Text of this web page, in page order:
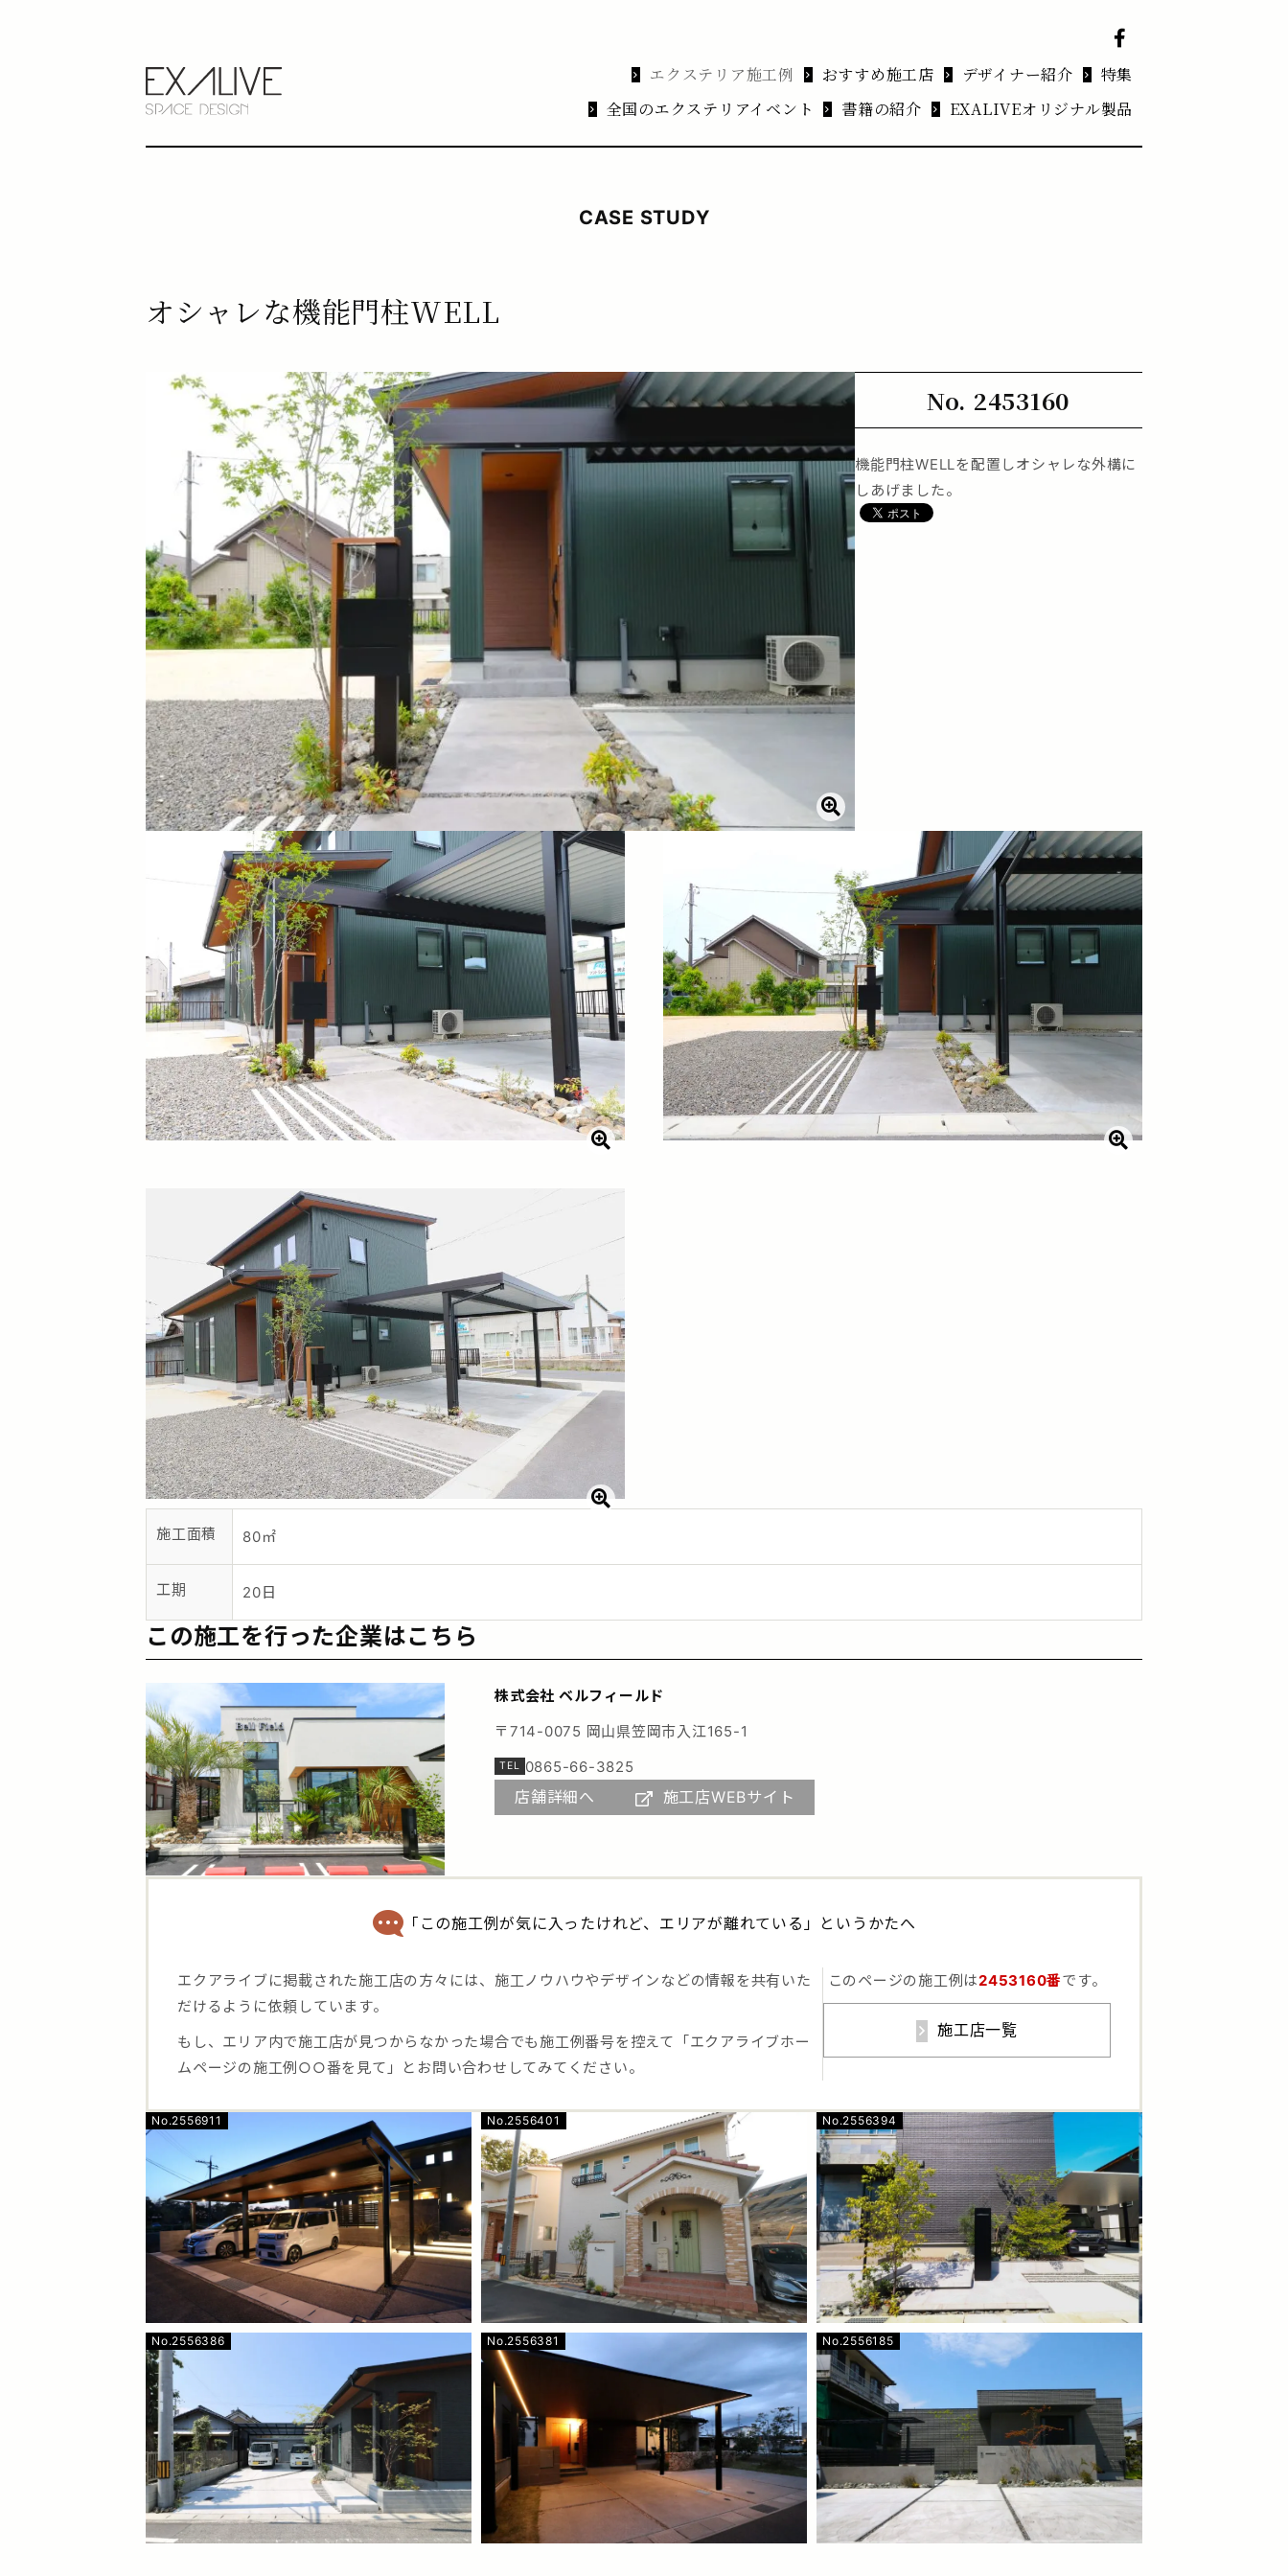
エクステリア施工例 おすすめ施工店 デザイナー紹介
特集
全国のエクステリアイベント
書籍の紹介 EXALIVEオリジナル製品
CASE STUDY
オシャレな機能門柱WELL
No. 2453160
機能門柱WELLを配置しオシャレな外構に
しあげました。
施工面積 80㎡
工期 20日
この施工を行った企業はこちら
株式会社 ベルフィールド
〒714-0075 岡山県笠岡市入江165-1
0865-66-3825
店舗詳細へ 施工店WEBサイト
「この施工例が気に入ったけれど、エリアが離れている」というかたへ
エクアライブに掲載された施工店の方々には、施工ノウハウやデザインなどの情報を共有いた
だけるように依頼しています。
もし、エリア内で施工店が見つからなかった場合でも施工例番号を控えて「エクアライブホー
ムページの施工例○○番を見て」とお問い合わせしてみてください。
このページの施工例は2453160番です。
施工店一覧
No.2556911 No.2556401 No.2556394
No.2556386 No.2556381 No.2556185